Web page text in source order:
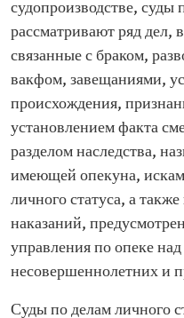
судопроизводстве, суды
рассматривают ряд дел,
связанные с браком,
вакфом, завещаниями,
происхождения,
установлением факта
разделом наследства,
имеющей опекуна,
личного статуса, а
наказаний,
управления по опеке
несовершеннолетних и
Суды по делам личного